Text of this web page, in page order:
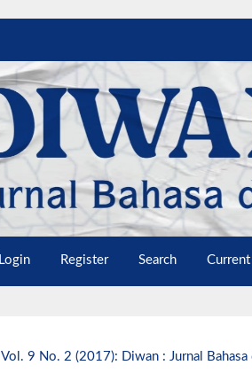
Login Register Search Current
Vol. 9 No. 2 (2017): Diwan : Jurnal Bahasa